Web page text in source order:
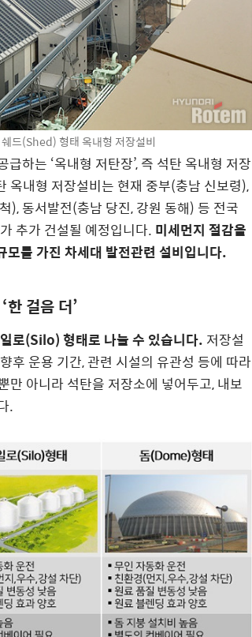
드(Shed) 형태 옥내형 저장설비
하는 ‘옥내형 저탄장’, 즉 석탄 옥내형 저장
옥내형 저장설비는 현재 중부(충남 신보령),
), 동서발전(충남 당진, 강원 동해) 등 전국
추가 건설될 예정입니다. 미세먼지 절감을
를 가진 차세대 발전관련 설비입니다.
걸음 더’
로(Silo) 형태로 나눌 수 있습니다. 저장설
후 운용 기간, 관련 시설의 유관성 등에 따라
만 아니라 석탄을 저장소에 넣어두고, 내보
.